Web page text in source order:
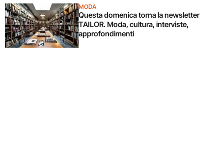
MODA
Questa domenica torna la newsletter
TAILOR. Moda, cultura, interviste,
approfondimenti